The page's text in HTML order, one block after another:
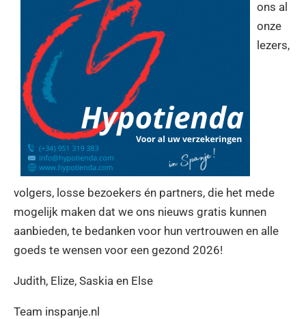
ons al
onze
lezers,
volgers, losse bezoekers én partners, die het mede
mogelijk maken dat we ons nieuws gratis kunnen
aanbieden, te bedanken voor hun vertrouwen en alle
goeds te wensen voor een gezond 2026!
Judith, Elize, Saskia en Else
Team inspanje.nl